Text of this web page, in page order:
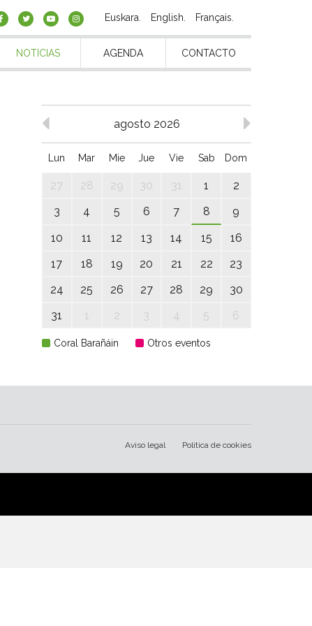
Euskara English Français
NOTICIAS AGENDA CONTACTO
agosto 2026
Lun Mar Mie Jue Vie Sab Dom
27 28 29 30 31 1
2
3
4 5 6 7 8
9
10
11 12 13 14 15
16
17
18 19 20 21 22
23
24
25 26 27 28 29
30
31
1 2 3 4 5 6
Coral Barañáin Otros eventos
Aviso legal Política de cookies